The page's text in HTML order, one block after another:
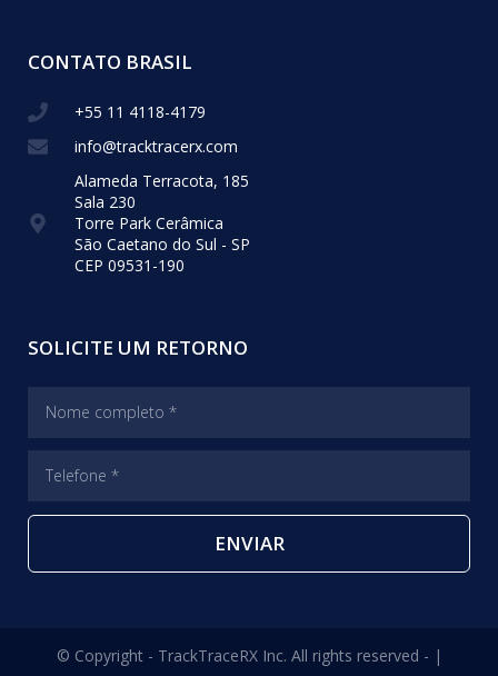
CONTATO BRASIL
+55 11 4118-4179
info@tracktracerx.com
Alameda Terracota, 185
Sala 230
Torre Park Cerâmica
São Caetano do Sul - SP
CEP 09531-190
SOLICITE UM RETORNO
ENVIAR
© Copyright - TrackTraceRX Inc. All rights reserved - |